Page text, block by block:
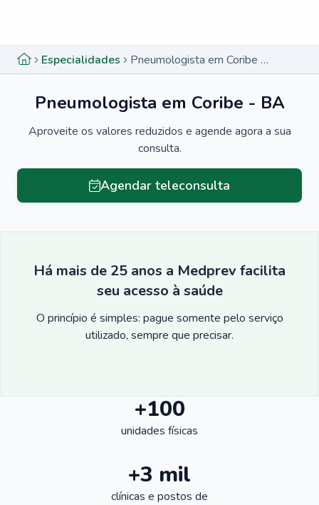
Especialidades Pneumologista em Coribe - BA
Pneumologista em Coribe - BA
Aproveite os valores reduzidos e agende agora a sua
consulta.
Agendar teleconsulta
Há mais de 25 anos a Medprev facilita
seu acesso à saúde
O princípio é simples: pague somente pelo serviço
utilizado, sempre que precisar.
+100
unidades físicas
+3 mil
clínicas e postos de